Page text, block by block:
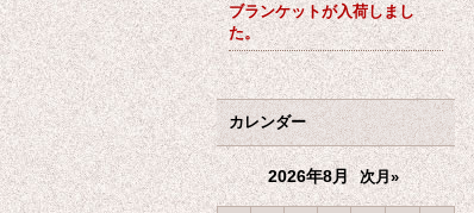
ブランケットが入荷しまし
た。
カレンダー
2026年8月 次月»